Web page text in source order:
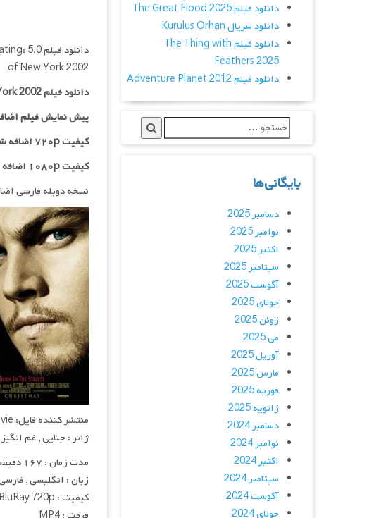
of New York 2002
دانلود فیلم2002
پیش نمایش فیلم
کیفیت ۷۲۰p اضافه شد
کیفیت ۱۰۸۰p اضافه شد
نسخه دوبله فارسی
منتشر کننده فایل: Film2Movie
ژانر : جنایی , غم
مدت زمان : ۱۶۷ دقیقه
زبان : انگلیسی ,
کیفیت : BluRay 720p
دانلود فیلم The Great Flood 2025
دانلود سریال Kurulus Orhan
دانلود فیلم The Thing with
Feathers 2025
دانلود فیلم Adventure Planet 2012
بایگانی‌ها
دسامبر 2025
نوامبر 2025
اکتبر 2025
سپتامبر 2025
آگوست 2025
جولای 2025
ژوئن 2025
می 2025
آوریل 2025
مارس 2025
فوریه 2025
ژانویه 2025
دسامبر 2024
نوامبر 2024
اکتبر 2024
سپتامبر 2024
آگوست 2024
جولای 2024